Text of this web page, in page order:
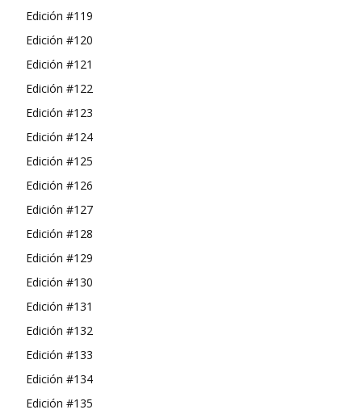
Edición #119
Edición #120
Edición #121
Edición #122
Edición #123
Edición #124
Edición #125
Edición #126
Edición #127
Edición #128
Edición #129
Edición #130
Edición #131
Edición #132
Edición #133
Edición #134
Edición #135